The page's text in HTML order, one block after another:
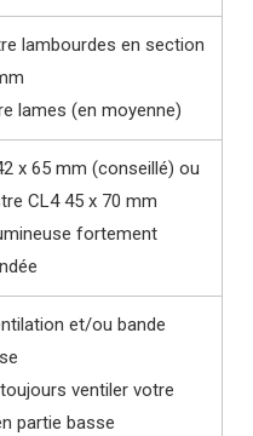
lambourdes en section
lames (en moyenne)
x 65 mm (conseillé) ou
CL4 45 x 70 mm
fortement
et/ou bande
ventiler votre
partie basse